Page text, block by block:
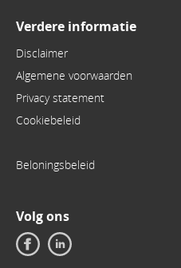
Verdere informatie
Disclaimer
Algemene voorwaarden
Privacy statement
Cookiebeleid
Beloningsbeleid
Volg ons